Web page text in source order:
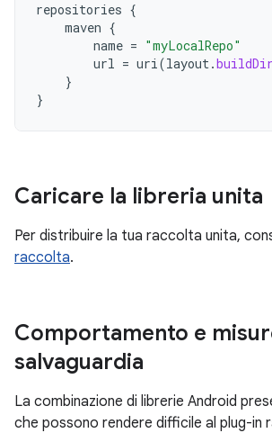
repositories {
maven {
name = "myLocalRepo"
url = uri(layout.
}
}
Caricare la libreria unita
Per distribuire la tua raccolta unita,
raccolta.
Comportamento e
salvaguardia
La combinazione di librerie Android
che possono rendere difficile al plug-in